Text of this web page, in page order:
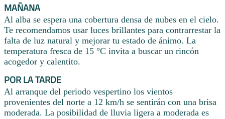
MAÑANA
Al alba se espera una cobertura densa de nubes en el cielo.
Te recomendamos usar luces brillantes para contrarrestar la
falta de luz natural y mejorar tu estado de ánimo. La
temperatura fresca de 15 °C invita a buscar un rincón
acogedor y calentito.
POR LA TARDE
Al arranque del periodo vespertino los vientos
provenientes del norte a 12 km/h se sentirán con una brisa
moderada. La posibilidad de lluvia ligera a moderada es